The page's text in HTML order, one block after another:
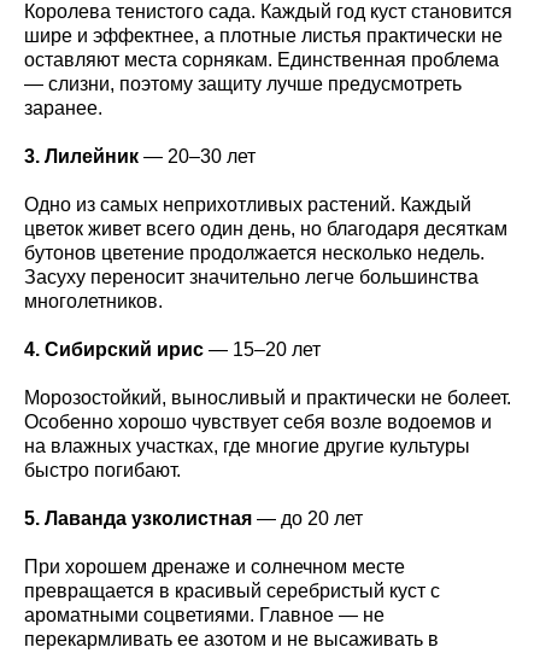
Королева тенистого сада. Каждый год куст становится
шире и эффектнее, а плотные листья практически не
оставляют места сорнякам. Единственная проблема
— слизни, поэтому защиту лучше предусмотреть
заранее.
3. Лилейник — 20–30 лет
Одно из самых неприхотливых растений. Каждый
цветок живет всего один день, но благодаря десяткам
бутонов цветение продолжается несколько недель.
Засуху переносит значительно легче большинства
многолетников.
4. Сибирский ирис — 15–20 лет
Морозостойкий, выносливый и практически не болеет.
Особенно хорошо чувствует себя возле водоемов и
на влажных участках, где многие другие культуры
быстро погибают.
5. Лаванда узколистная — до 20 лет
При хорошем дренаже и солнечном месте
превращается в красивый серебристый куст с
ароматными соцветиями. Главное — не
перекармливать ее азотом и не высаживать в